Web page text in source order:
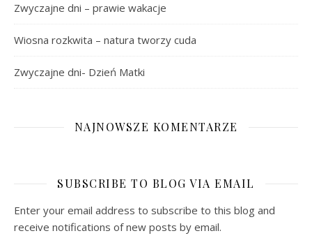
Zwyczajne dni – prawie wakacje
Wiosna rozkwita – natura tworzy cuda
Zwyczajne dni- Dzień Matki
NAJNOWSZE KOMENTARZE
SUBSCRIBE TO BLOG VIA EMAIL
Enter your email address to subscribe to this blog and
receive notifications of new posts by email.